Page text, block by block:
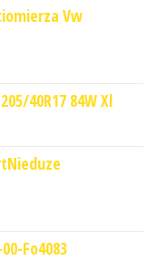
Vw
40R17 84W Xl
Fo4083